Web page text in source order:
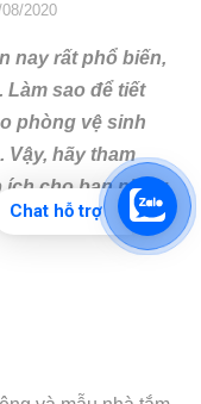
2020
nay rất phổ biến,
Làm sao để tiết
phòng vệ sinh
Vậy, hãy tham
cho bạn nhiều
Chat hỗ trợ